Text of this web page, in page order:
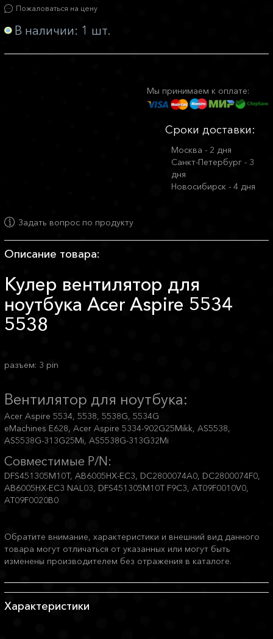
Пожаловаться на цену
В наличии: 1 шт.
Мы принимаем к оплате:
Сроки доставки:
Москва - 2 дня
Санкт-Петербург - 3
дня
Новосибирск - 4 дня
Задать вопрос по продукту
Описание товара:
Кулер вентилятор для
ноутбука Acer Aspire 5534
5538
разъем: 3 pin
Вентилятор для ноутбука:
Acer Aspire 5534, 5538, 5538G, 5534G
eMachines E628, Acer Aspire 5334-902G25Mikk, AS5538,
AS5538G-313G25Mi, AS5538G-313G32Mi
Совместимые P/N:
DFS451305M10T, AB6005HX-EC3, DC2800074A0, DC2800074F0,
AB6005HX-EC3 NAL03, DFS451305M10T F9C3, AT09F0010V0,
AT09F0020B0
Обратите внимание, характеристики и внешний вид данного
товара могут отличаться от указанных или могут быть
изменены производителем без отражения в каталоге.
Характеристики